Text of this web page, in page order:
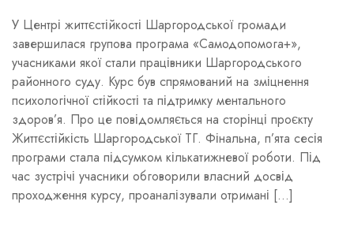
У Центрі життєстійкості Шаргородської громади
завершилася групова програма «Самодопомога+»,
учасниками якої стали працівники Шаргородського
районного суду. Курс був спрямований на зміцнення
психологічної стійкості та підтримку ментального
здоров’я. Про це повідомляється на сторінці проєкту
Життєстійкість Шаргородської ТГ. Фінальна, п’ята сесія
програми стала підсумком кількатижневої роботи. Під
час зустрічі учасники обговорили власний досвід
проходження курсу, проаналізували отримані […]